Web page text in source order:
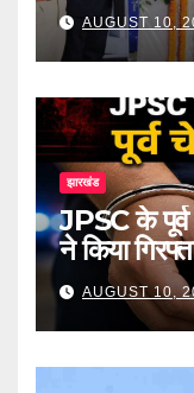
AUGUST 10,
झारखंड
JPSC के
ने किया
AUGUST 10,